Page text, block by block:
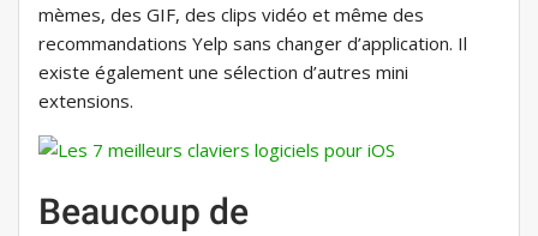
mèmes, des GIF, des clips vidéo et même des
recommandations Yelp sans changer d’application. Il
existe également une sélection d’autres mini
extensions.
Beaucoup de